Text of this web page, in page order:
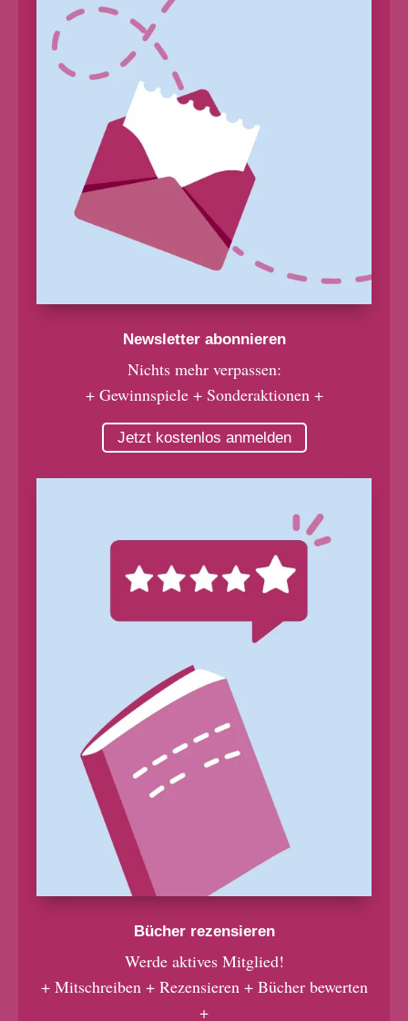
Newsletter abonnieren
Nichts mehr verpassen:
+ Gewinnspiele + Sonderaktionen +
Jetzt kostenlos anmelden
Bücher rezensieren
Werde aktives Mitglied!
+ Mitschreiben + Rezensieren + Bücher bewerten
+